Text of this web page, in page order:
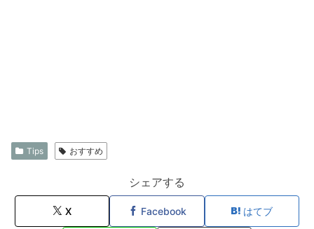
Tips おすすめ
シェアする
X Facebook はてブ